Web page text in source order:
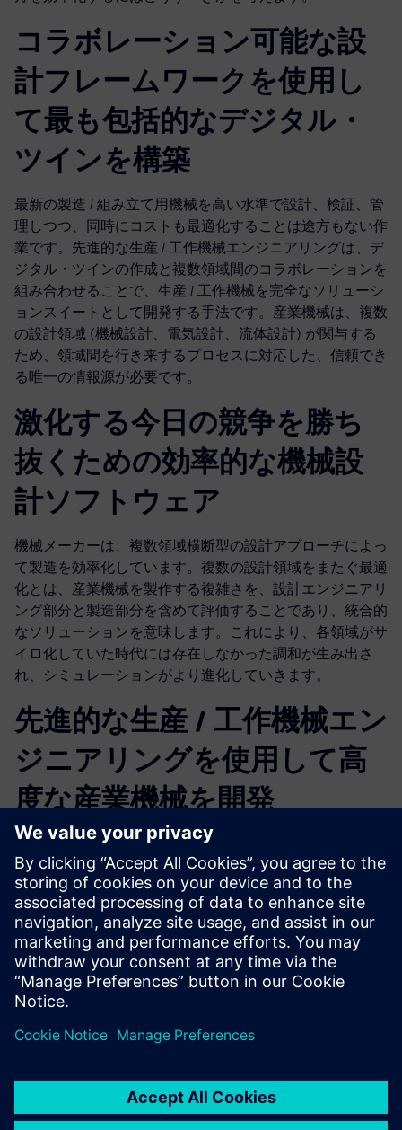
コラボレーション可能な設
計フレームワークを使用し
て最も包括的なデジタル・
ツインを構築
最新の製造 / 組み立て用機械を高い水準で設計、検証、管
理しつつ、同時にコストも最適化することは途方もない作
業です。先進的な生産 / 工作機械エンジニアリングは、デ
ジタル・ツインの作成と複数領域間のコラボレーションを
組み合わせることで、生産 / 工作機械を完全なソリューシ
ョンスイートとして開発する手法です。産業機械は、複数
の設計領域 (機械設計、電気設計、流体設計) が関与する
ため、領域間を行き来するプロセスに対応した、信頼でき
る唯一の情報源が必要です。
激化する今日の競争を勝ち
抜くための効率的な機械設
計ソフトウェア
機械メーカーは、複数領域横断型の設計アプローチによっ
て製造を効率化しています。複数の設計領域をまたぐ最適
化とは、産業機械を製作する複雑さを、設計エンジニアリ
ング部分と製造部分を含めて評価することであり、統合的
なソリューションを意味します。これにより、各領域がサ
イロ化していた時代には存在しなかった調和が生み出さ
れ、シミュレーションがより進化していきます。
先進的な生産 / 工作機械エン
ジニアリングを使用して高
度な産業機械を開発
変化を強く推進し、効率を飛躍的に高めるための技術とツ
ールはすでに整っています。これを導入することで機械メ
ーカーは市場投入期間を短縮し、真の競争優位性を得るこ
とができます。
先進的な生産 / 工作機械エンジニアリングによる複数領域
横断型設計フローを通じて最も包括的なデジタル・ツイン
を構築することで、いかにしてイノベーションを起こし、
設計と製造のあらゆる領域を改善するかを、この無料ウェ
ビナーでぜひご確認ください。